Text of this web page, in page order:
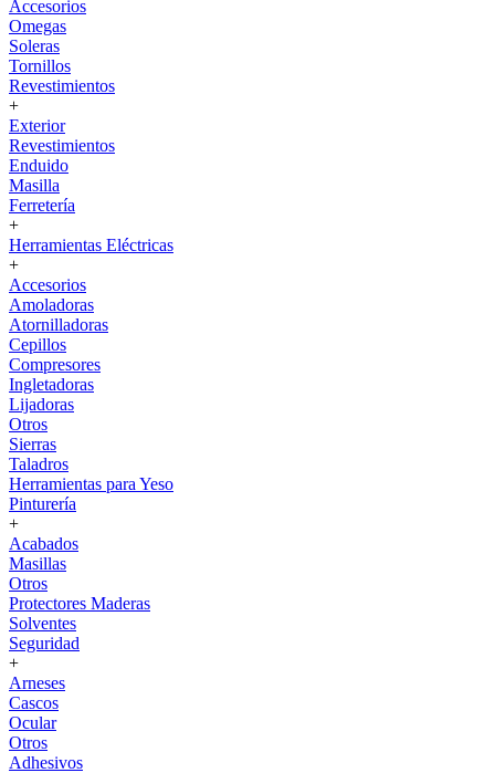
Accesorios
Omegas
Soleras
Tornillos
Revestimientos
+
Exterior
Revestimientos
Enduido
Masilla
Ferretería
+
Herramientas Eléctricas
+
Accesorios
Amoladoras
Atornilladoras
Cepillos
Compresores
Ingletadoras
Lijadoras
Otros
Sierras
Taladros
Herramientas para Yeso
Pinturería
+
Acabados
Masillas
Otros
Protectores Maderas
Solventes
Seguridad
+
Arneses
Cascos
Ocular
Otros
Adhesivos